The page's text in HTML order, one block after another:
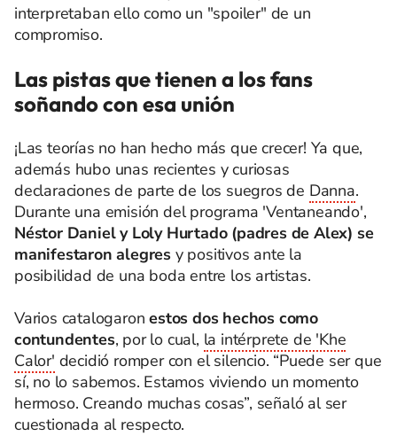
interpretaban ello como un "spoiler" de un
compromiso.
Las pistas que tienen a los fans
soñando con esa unión
¡Las teorías no han hecho más que crecer! Ya que,
además hubo unas recientes y curiosas
declaraciones de parte de los suegros de Danna.
Durante una emisión del programa 'Ventaneando',
Néstor Daniel y Loly Hurtado (padres de Alex) se
manifestaron alegres y positivos ante la
posibilidad de una boda entre los artistas.
Varios catalogaron estos dos hechos como
contundentes, por lo cual, la intérprete de 'Khe
Calor' decidió romper con el silencio. “Puede ser que
sí, no lo sabemos. Estamos viviendo un momento
hermoso. Creando muchas cosas”, señaló al ser
cuestionada al respecto.